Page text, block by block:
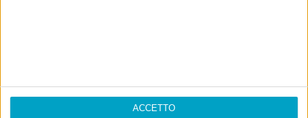
ACCETTO